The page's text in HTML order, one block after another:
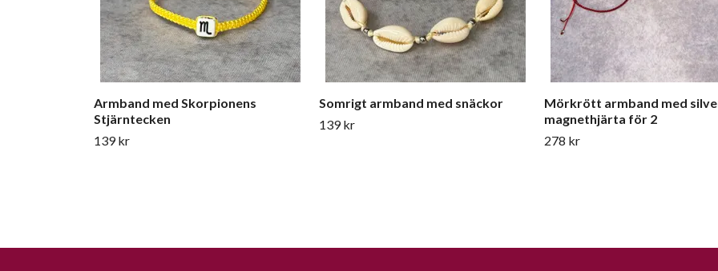
Armband med Skorpionens
Stjärntecken
139 kr
Somrigt armband med snäckor
139 kr
Mörkrött armband med
magnethjärta för 2
278 kr